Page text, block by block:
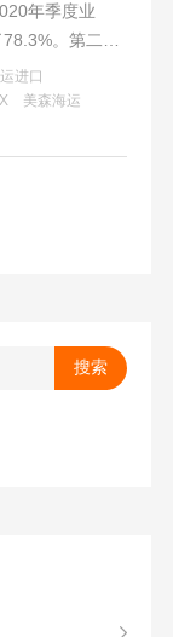
年季度业
。第二季
进口
美森海运